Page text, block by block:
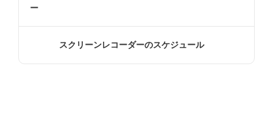
ー
スクリーンレコーダーのスケジュール